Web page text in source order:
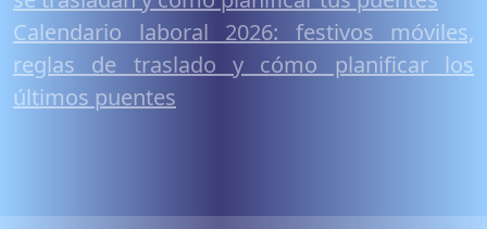
Calendario laboral 2026: festivos móviles,
reglas de traslado y cómo planificar los
últimos puentes